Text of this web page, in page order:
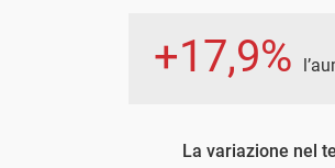
+17,9%
La variazione nel